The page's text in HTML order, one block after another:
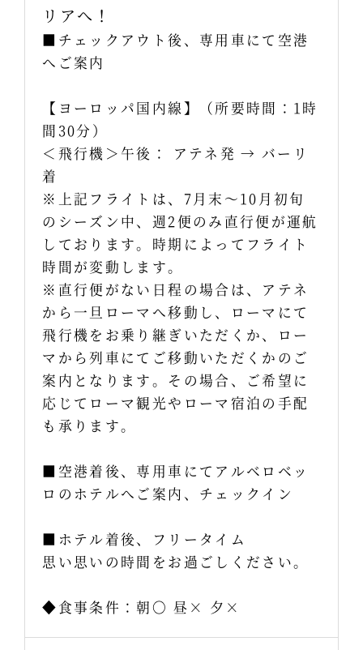
リアへ！
■チェックアウト後、専用車にて空港
へご案内
【ヨーロッパ国内線】（所要時間：1時
間30分）
＜飛行機＞午後： アテネ発 → バーリ
着
※上記フライトは、7月末～10月初旬
のシーズン中、週2便のみ直行便が運航
しております。時期によってフライト
時間が変動します。
※直行便がない日程の場合は、アテネ
から一旦ローマへ移動し、ローマにて
飛行機をお乗り継ぎいただくか、ロー
マから列車にてご移動いただくかのご
案内となります。その場合、ご希望に
応じてローマ観光やローマ宿泊の手配
も承ります。
■空港着後、専用車にてアルベロベッ
ロのホテルへご案内、チェックイン
■ホテル着後、フリータイム
思い思いの時間をお過ごしください。
◆食事条件：朝〇 昼× 夕×